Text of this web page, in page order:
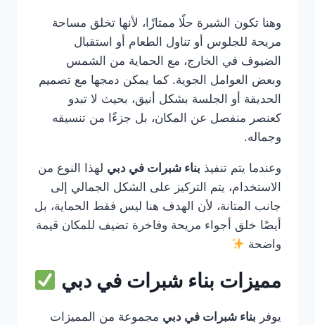
وهنا تكون الشبرة حلًا ممتازًا، لأنها تخلق مساحة
مريحة للجلوس أو تناول الطعام أو استقبال
الضيوف في الخارج، مع الحماية من الشمس
وبعض العوامل الجوية. كما يمكن دمجها مع تصميم
الحديقة أو الجلسة بشكل أنيق، بحيث لا تبدو
كعنصر منفصل عن المكان، بل جزءًا من تنسيقه
وجماله.
وعندما يتم تنفيذ بناء شبرات في دبي لهذا النوع من
الاستخدام، يتم التركيز على الشكل الجمالي إلى
جانب المتانة، لأن الهدف هنا ليس فقط الحماية، بل
أيضًا خلق أجواء مريحة وفاخرة تضيف للمكان قيمة
واضحة
مميزات بناء شبرات في دبي
يوفر بناء شبرات في دبي مجموعة من المميزات